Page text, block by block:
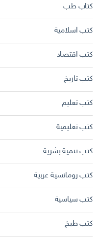
كتاب طب
كتب اسلامية
كتب اقتصاد
كتب تاريخ
كتب تعليم
كتب تعليمية
كتب تنمية بشرية
كتب رومانسية عربية
كتب سياسية
كتب طبخ